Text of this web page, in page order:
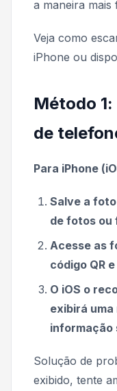
a maneira mais
Veja como
iPhone ou
Método
de
Para iPhone
Salve a
de fotos ou
Acesse as
código QR
O iOS o
exibirá
informação
Solução de
exibido, tente